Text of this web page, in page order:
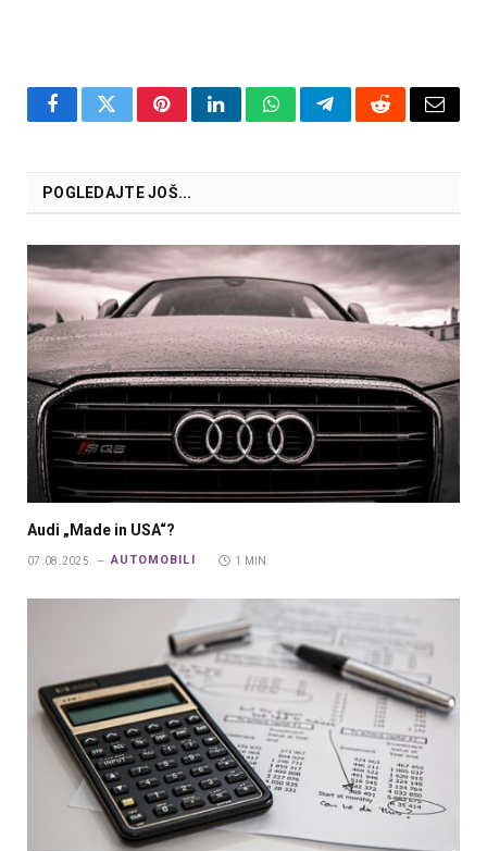
FacebookTwitterPinterestLinkedInWhatsAppTelegramRedditEmail
POGLEDAJTE JOŠ...
Audi „Made in USA“?
07.08.2025. AUTOMOBILI 1 MIN.